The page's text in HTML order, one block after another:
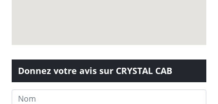
Donnez votre avis sur CRYSTAL CAB